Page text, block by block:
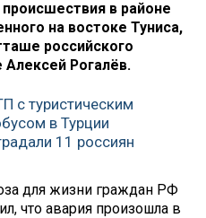
в районе
на востоке Туниса,
российского
Алексей Рогалёв.
с туристическим
в Турции
11 россиян
для жизни граждан РФ
что авария произошла в